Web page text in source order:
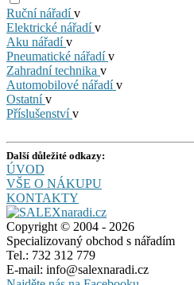
Ruční nářadív
Elektrické nářadív
Aku nářadív
Pneumatické nářadív
Zahradní technika v
Automobilové nářadív
Ostatnív
Příslušenstvív
Další důležité odkazy:
ÚVOD
VŠE O NÁKUPU
KONTAKTY
Copyright © 2004 - 2026
Specializovaný obchod s nářadím
Tel.: 732 312 779
E-mail: info@salexnaradi.cz